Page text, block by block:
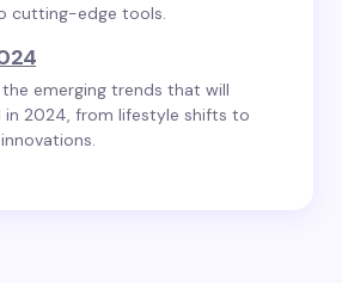
cutting-edge tools.
emerging trends that will
in 2024, from lifestyle shifts to